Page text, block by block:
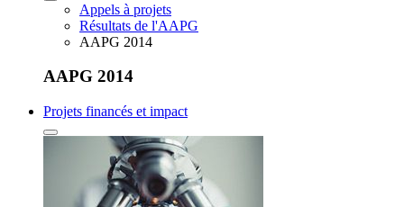
Appels à projets
Résultats de l'AAPG
AAPG 2014
AAPG 2014
Projets financés et impact